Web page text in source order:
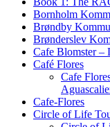
Bornholm
Brøndby
Brønderslev
Cafe Blomster –
Café Flores
Cafe
Cafe-Flores
Circle of Life